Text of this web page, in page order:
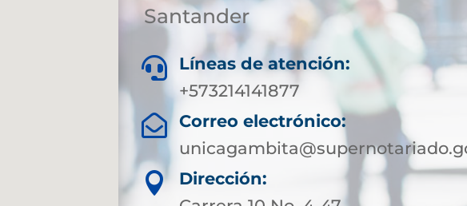
Santander

Líneas de atención:
+573214141877

Correo electrónico:

Dirección: